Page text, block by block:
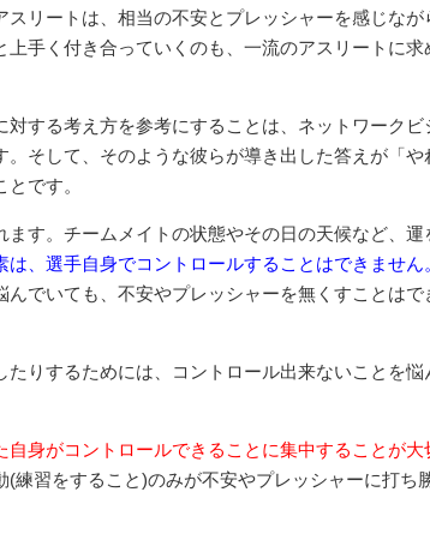
リートは、相当の不安とプレッシャーを感じなが
手く付き合っていくのも、一流のアスリートに求
する考え方を参考にすることは、ネットワークビ
そして、そのような彼らが導き出した答えが「や
です。
す。チームメイトの状態やその日の天候など、運
は、選手自身でコントロールすることはできません
でいても、不安やプレッシャーを無くすことはで
りするためには、コントロール出来ないことを悩
自身がコントロールできることに集中することが大
練習をすること)のみが不安やプレッシャーに打ち